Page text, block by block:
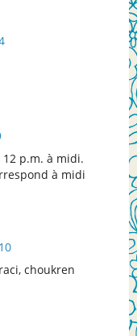
p.m. à midi.
à midi
choukren